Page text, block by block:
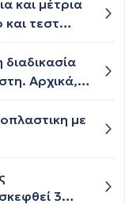
και μέτρια
τεστ
Είναι
Αρχικά,
κάθε φορά
διατήρησω
δεν
και ότι
με
3